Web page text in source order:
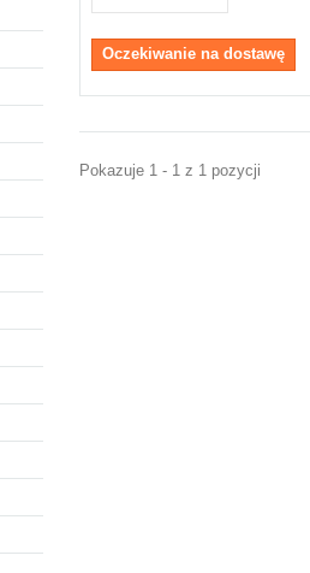
Oczekiwanie na dostawę
Pokazuje 1 - 1 z 1 pozycji